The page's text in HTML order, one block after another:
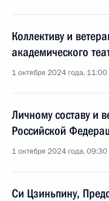
Коллективу и
академического
1 октября 2024 года, 11:00
Личному составу и
Российской
1 октября 2024 года, 09:30
Си Цзиньпину,